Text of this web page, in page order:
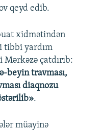
qeyd edib.
xidmətindən
tibbi yardım
çatdırıb:
beyin travması,
diaqnozu
.
müayinə